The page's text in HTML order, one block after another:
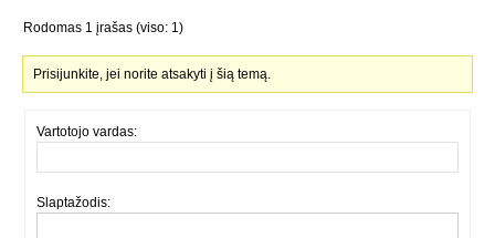
Rodomas 1 įrašas (viso: 1)
Prisijunkite, jei norite atsakyti į šią temą.
Vartotojo vardas:
Slaptažodis: